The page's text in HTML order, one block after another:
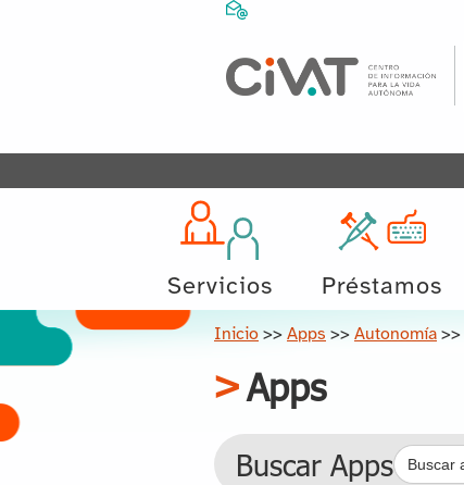
Servicios Préstamos
Inicio >> Apps >> Autonomía >>
Apps
Buscar AppsBuscar: